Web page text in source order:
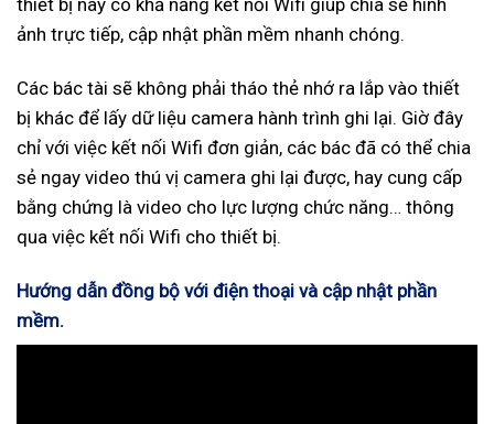
ảnh trực tiếp, cập nhật phần mềm nhanh chóng.
Các bác tài sẽ không phải tháo thẻ nhớ ra lắp vào thiết
bị khác để lấy dữ liệu camera hành trình ghi lại. Giờ đây
chỉ với việc kết nối Wifi đơn giản, các bác đã có thể chia
sẻ ngay video thú vị camera ghi lại được, hay cung cấp
bằng chứng là video cho lực lượng chức năng… thông
qua việc kết nối Wifi cho thiết bị.
Hướng dẫn đồng bộ với điện thoại và cập nhật phần
mềm.